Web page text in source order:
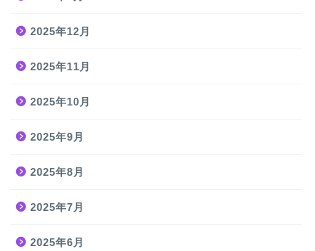
2025年12月
2025年11月
2025年10月
2025年9月
2025年8月
2025年7月
2025年6月